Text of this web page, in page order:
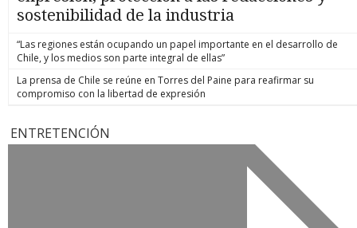
sostenibilidad de la industria
“Las regiones están ocupando un papel importante en el desarrollo de
Chile, y los medios son parte integral de ellas”
La prensa de Chile se reúne en Torres del Paine para reafirmar su
compromiso con la libertad de expresión
ENTRETENCIÓN